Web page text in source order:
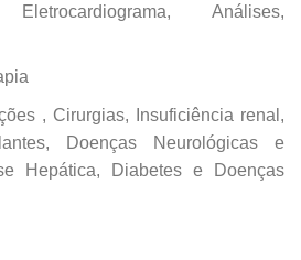
Eletrocardiograma, Análises,
, Cirurgias, Insuficiência renal,
Doenças Neurológicas e
Hepática, Diabetes e Doenças